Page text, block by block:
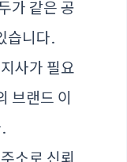
가 같은 공
습니다.
사가 필요
브랜드 이
소로 신뢰